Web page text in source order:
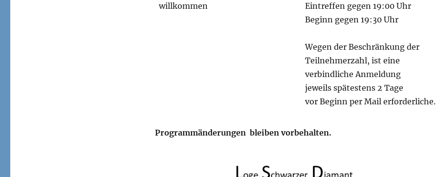
willkommen
Eintreffen gegen 19:00 Uhr
Beginn gegen 19:30 Uhr
Wegen der Beschränkung der
Teilnehmerzahl, ist eine
verbindliche Anmeldung
jeweils spätestens 2 Tage
vor Beginn per Mail erforderliche.
Programmänderungen bleiben vorbehalten.